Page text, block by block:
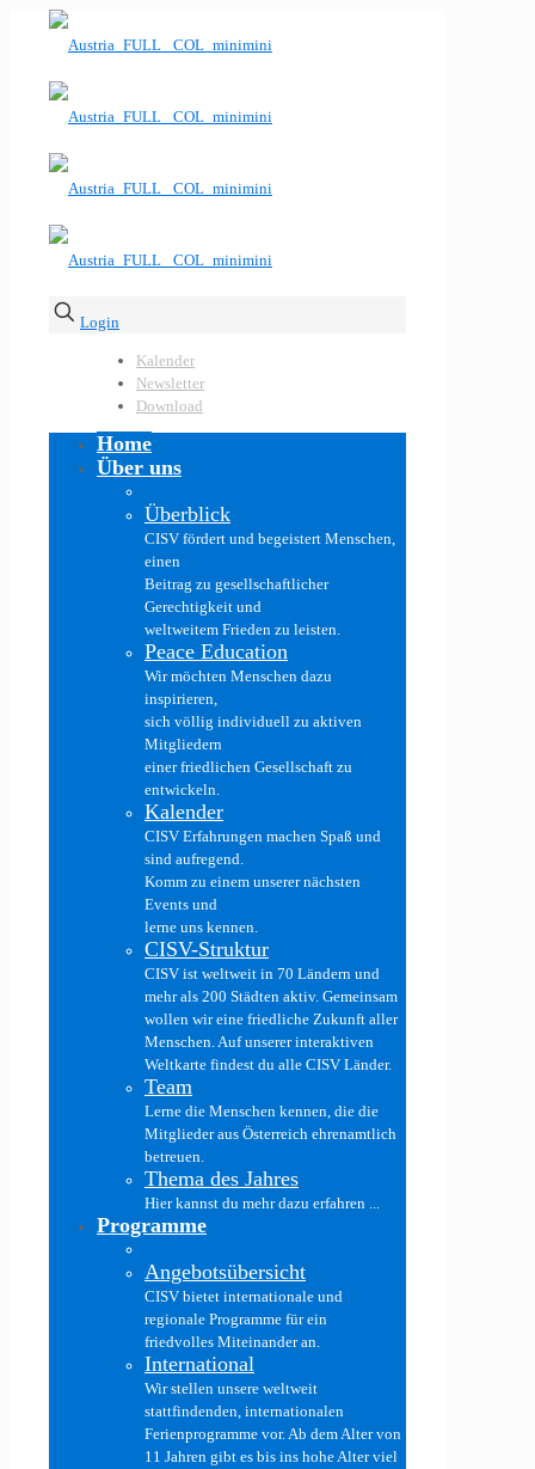
Login
Kalender
Newsletter
Download
Home
Über uns
Überblick
CISV fördert und begeistert Menschen,
einen
Beitrag zu gesellschaftlicher
Gerechtigkeit und
weltweitem Frieden zu leisten.
Peace Education
Wir möchten Menschen dazu
inspirieren,
sich völlig individuell zu aktiven
Mitgliedern
einer friedlichen Gesellschaft zu
entwickeln.
Kalender
CISV Erfahrungen machen Spaß und
sind aufregend.
Komm zu einem unserer nächsten
Events und
lerne uns kennen.
CISV-Struktur
CISV ist weltweit in 70 Ländern und
mehr als 200 Städten aktiv. Gemeinsam
wollen wir eine friedliche Zukunft aller
Menschen. Auf unserer interaktiven
Weltkarte findest du alle CISV Länder.
Team
Lerne die Menschen kennen, die die
Mitglieder aus Österreich ehrenamtlich
betreuen.
Thema des Jahres
Hier kannst du mehr dazu erfahren ...
Programme
Angebotsübersicht
CISV bietet internationale und
regionale Programme für ein
friedvolles Miteinander an.
International
Wir stellen unsere weltweit
stattfindenden, internationalen
Ferienprogramme vor. Ab dem Alter von
11 Jahren gibt es bis ins hohe Alter viel